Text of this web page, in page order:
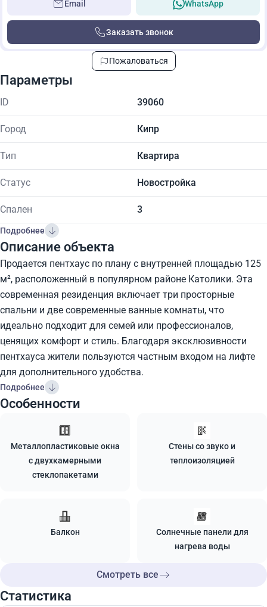
Email WhatsApp
Заказать звонок
Пожаловаться
Параметры
ID 39060
Город Кипр
Тип Квартира
Статус Новостройка
Спален 3
Подробнее
Описание объекта
Продается пентхаус по плану с внутренней площадью 125
м², расположенный в популярном районе Католики. Эта
современная резиденция включает три просторные
спальни и две современные ванные комнаты, что
идеально подходит для семей или профессионалов,
ценящих комфорт и стиль. Благодаря эксклюзивности
пентхауса жители пользуются частным входом на лифте
для дополнительного удобства.
Подробнее
Особенности
Металлопластиковые окна
с двухкамерными
стеклопакетами
Стены со звуко и
теплоизоляцией
Балкон
Солнечные панели для
нагрева воды
Смотреть все
Статистика